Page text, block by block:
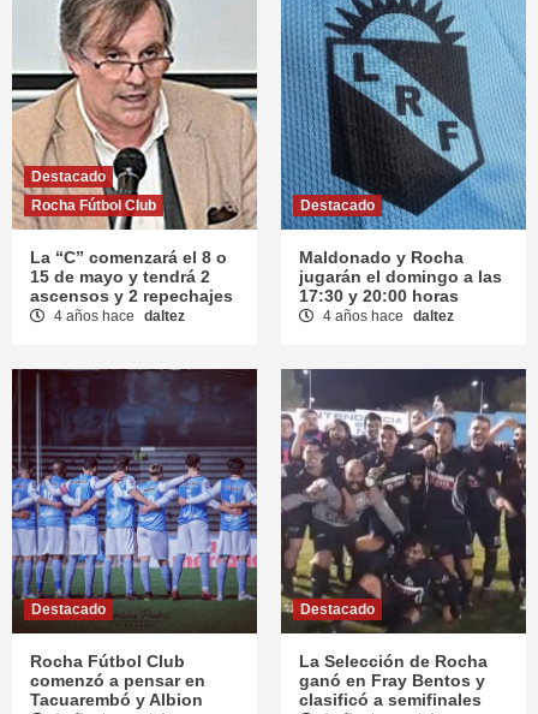
Destacado
Rocha Fútbol Club
La “C” comenzará el 8 o
15 de mayo y tendrá 2
ascensos y 2 repechajes
4 años hace daltez
Destacado
Maldonado y Rocha
jugarán el domingo a las
17:30 y 20:00 horas
4 años hace daltez
Destacado
Rocha Fútbol Club
comenzó a pensar en
Tacuarembó y Albion
Destacado
La Selección de Rocha
ganó en Fray Bentos y
clasificó a semifinales